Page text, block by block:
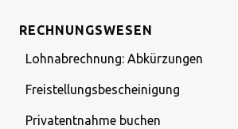
RECHNUNGSWESEN
Lohnabrechnung: Abkürzungen
Freistellungsbescheinigung
Privatentnahme buchen